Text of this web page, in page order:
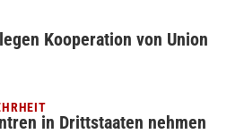
Kooperation von Union
in Drittstaaten nehmen